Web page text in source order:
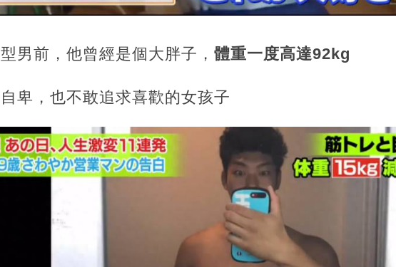
男前，他曾經是個大胖子， 體重一度高達92kg
卑，也不敢追求喜歡的女孩子